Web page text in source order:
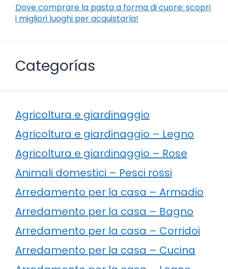
Dove comprare la pasta a forma di cuore: scopri
i migliori luoghi per acquistarla!
Categorías
Agricoltura e giardinaggio
Agricoltura e giardinaggio – Legno
Agricoltura e giardinaggio – Rose
Animali domestici – Pesci rossi
Arredamento per la casa – Armadio
Arredamento per la casa – Bagno
Arredamento per la casa – Corridoi
Arredamento per la casa – Cucina